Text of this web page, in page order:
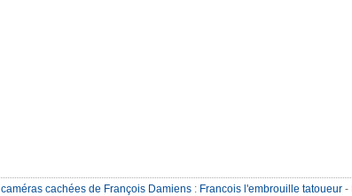
caméras cachées de François Damiens : Francois l'embrouille tatoueur -